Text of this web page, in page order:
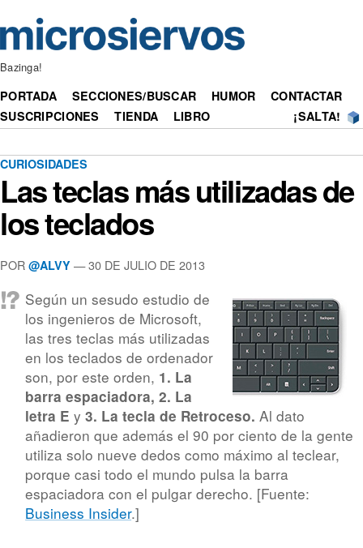
Bazinga!
PORTADA SECCIONES/BUSCAR HUMOR
CONTACTAR
SUSCRIPCIONES
TIENDA LIBRO ¡SALTA!
CURIOSIDADES
Las teclas más utilizadas de
los teclados
POR @ALVY — 30 DE JULIO DE 2013
Según un sesudo estudio de
los ingenieros de Microsoft,
las tres teclas más utilizadas
en los teclados de ordenador
son, por este orden, 1. La
barra espaciadora, 2. La
letra E y3. La tecla de Retroceso. Al dato
añadieron que además el 90 por ciento de la gente
utiliza solo nueve dedos como máximo al teclear,
porque casi todo el mundo pulsa la barra
espaciadora con el pulgar derecho. [Fuente:
Business Insider.]